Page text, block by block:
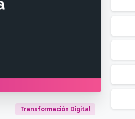
Transformación Digital